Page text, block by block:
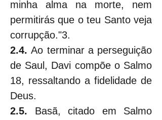
minha alma na morte, nem
permitirás que o teu Santo veja
corrupção."3.
2.4. Ao terminar a perseguição
de Saul, Davi compõe o Salmo
18, ressaltando a fidelidade de
Deus.
2.5. Basã, citado em Salmo